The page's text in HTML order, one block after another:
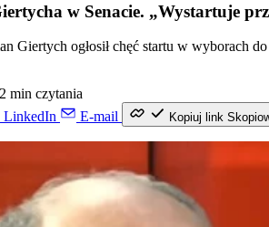
w Senacie. „Wystartuje
Giertych ogłosił chęć startu w wyborach
2 min czytania
LinkedIn E-mail Kopiuj link